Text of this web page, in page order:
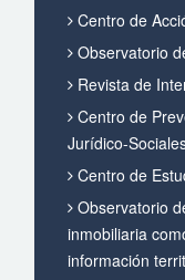
Centro de
Observatorio
Revista de
Centro de
Jurídico-
Centro de
Observatorio
inmobiliaria
información